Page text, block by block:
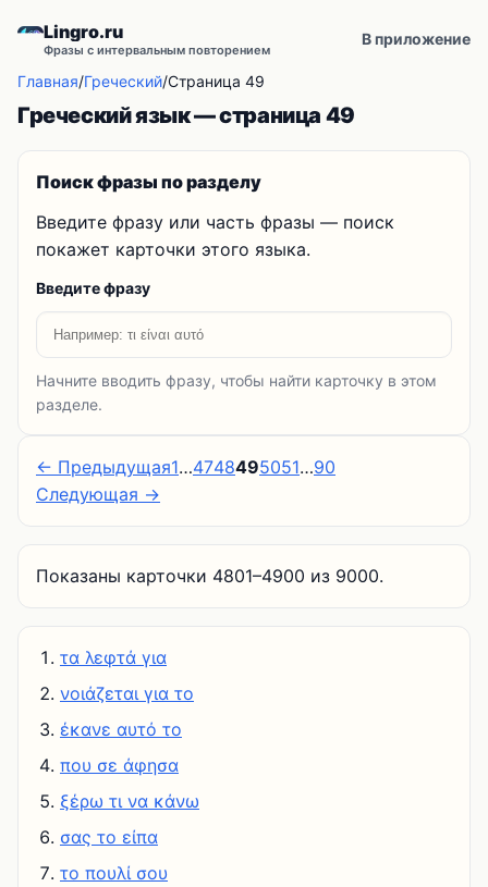
Lingro.ru
Фразы с интервальным повторением
В приложение
Главная/Греческий/Страница 49
Греческий язык — страница 49
Поиск фразы по разделу
Введите фразу или часть фразы — поиск
покажет карточки этого языка.
Введите фразу
Начните вводить фразу, чтобы найти карточку в этом
разделе.
← Предыдущая1…4748495051…90
Следующая →
Показаны карточки 4801–4900 из 9000.
τα λεφτά για
νοιάζεται για το
έκανε αυτό το
που σε άφησα
ξέρω τι να κάνω
σας το είπα
το πουλί σου